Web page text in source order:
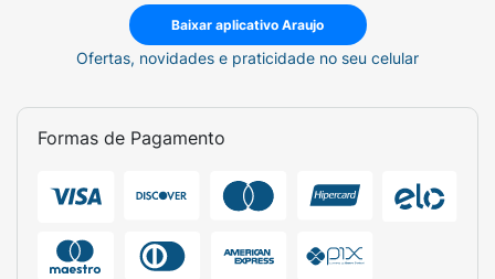
Baixar aplicativo Araujo
Ofertas, novidades e praticidade no seu celular
Formas de Pagamento